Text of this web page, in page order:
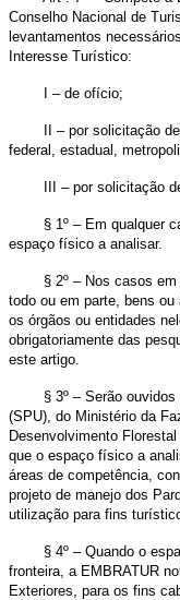
Conselho Nacional de
levantamentos
Interesse Turístico:
I – de ofício;
II – por solicitação de
federal, estadual,
III – por solicitação de
§ 1º – Em qualquer
espaço físico a analisar.
§ 2º – Nos casos em
todo ou em parte, bens
os órgãos ou entidades
obrigatoriamente das
este artigo.
§ 3º – Serão ouvidos
(SPU), do Ministério da
Desenvolvimento
que o espaço físico a
áreas de competência,
projeto de manejo dos
utilização para fins
§ 4º – Quando o
fronteira, a EMBRATUR
Exteriores, para os fins